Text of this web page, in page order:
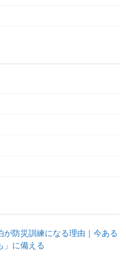
が防災訓練になる理由｜今ある
」に備える